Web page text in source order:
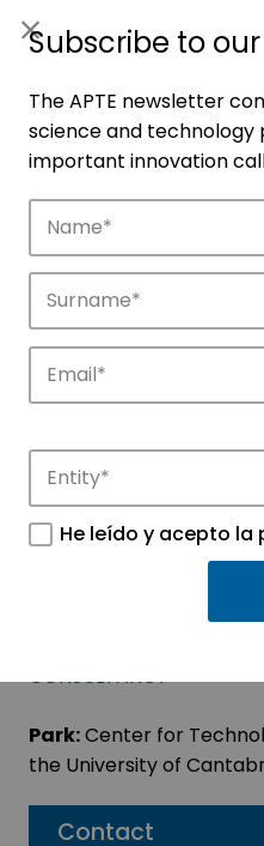
Discover the
innovation in APTE’s
Contact
CONSULTANCY
Park:Center for
the University of
Subscribe to
The APTE newsletter
science and technology
important innovation
He leído y acepto la